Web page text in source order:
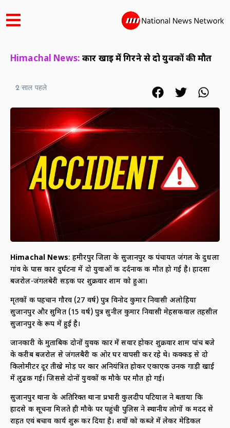
Himachal News: कार खाई में गिरने से दो युवकों की मौत
2 साल पहले
Himachal News: हमीरपुर जिला के सुजानपुर की पंचायत जंगल के दुधला
गांव के पास कार दुर्घटना में दो युवाओं की दर्दनाक की मौत हो गई है। हादसा
बजरोल-जंगलबेरी सड़क पर शुक्रवार शाम को हुआ।
मृतकों की पहचान गौरव (27 वर्ष) पुत्र विनोद कुमार निवासी अलोहिया
सुजानपुर और सुमित (15 वर्ष) पुत्र सुनील कुमार निवासी मेहसकवाल तहसील
सुजानपुर के रूप में हुई है।
जानकारी के मुताबिक दोनों युवक कार में सवार होकर शुक्रवार शाम पांच बजे
के करीब बजरोल से जंगलबैरी की ओर घर वापसी कर रहे थे। कक्कड़ से दो
किलोमीटर दूर तीखे मोड़ पर कार अनियंत्रित होकर एकाएक उनकी गाड़ी खाई
में लुढक़ गई। जिससे दोनों युवकों की मौके पर मौत हो गई।
सुजानपुर थाना के अतिरिक्त थाना प्रभारी कुलदीप पटियाल ने बताया कि
हादसे की सूचना मिलते ही मौके पर पहुंची पुलिस ने स्थानीय लोगों की मदद से
राहत एवं बचाव कार्य शुरू कर दिया है। शवों को कब्जे में लेकर मेडिकल